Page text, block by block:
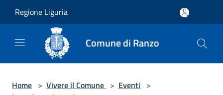
Regione Liguria
Comune di Ranzo
Home > Vivere il Comune > Eventi >